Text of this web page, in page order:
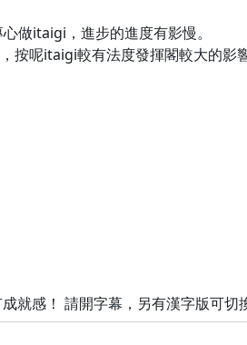
做itaigi，進步的進度有影慢。
按呢itaigi較有法度發揮閣較大的影
就感！ 請開字幕，另有漢字版可切